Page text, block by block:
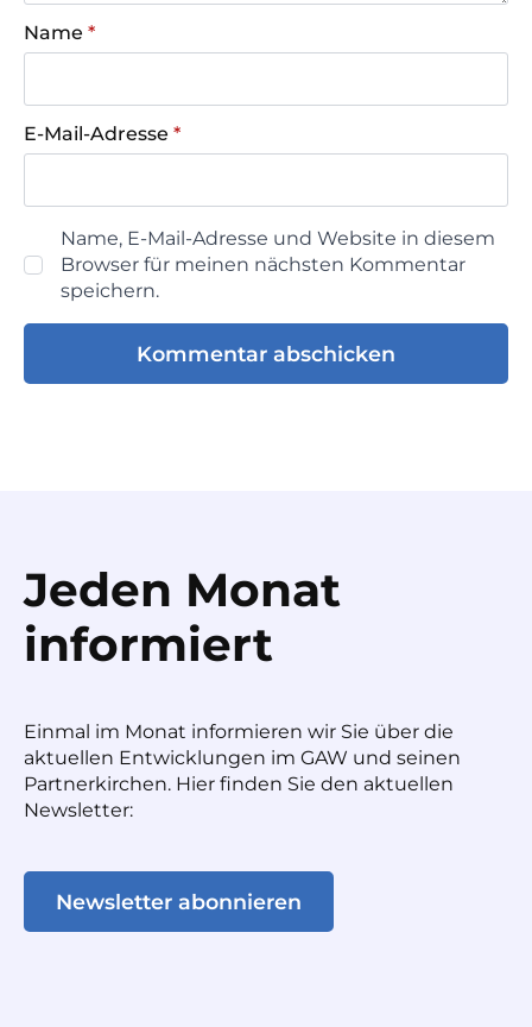
Name *
E-Mail-Adresse *
Name, E-Mail-Adresse und Website in diesem
Browser für meinen nächsten Kommentar
speichern.
Jeden Monat
informiert
Einmal im Monat informieren wir Sie über die
aktuellen Entwicklungen im GAW und seinen
Partnerkirchen. Hier finden Sie den aktuellen
Newsletter:
Newsletter abonnieren